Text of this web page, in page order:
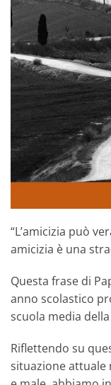
“L’amicizia può
amicizia è una
Questa frase di
anno scolastico
scuola media
Riflettendo su
situazione